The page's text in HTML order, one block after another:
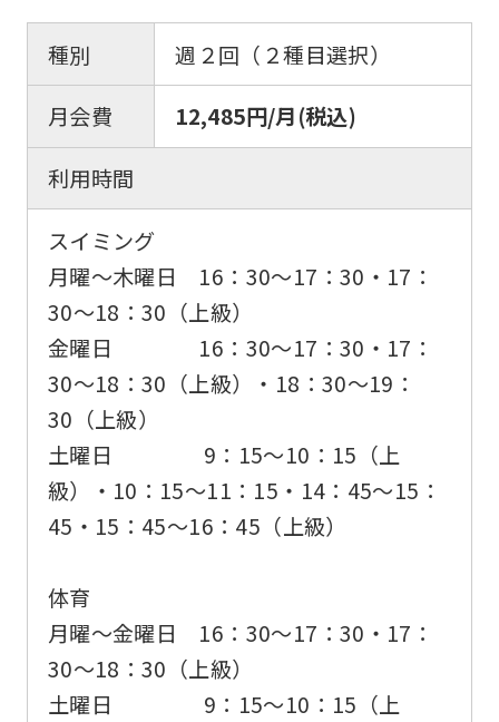
種別
週２回（２種目選択）
月会費
12,485円/月(税込)
利用時間
スイミング
月曜〜木曜日 16：30〜17：30・17：
30〜18：30（上級）
金曜日 16：30〜17：30・17：
30〜18：30（上級）・18：30〜19：
30（上級）
土曜日 9：15〜10：15（上
級）・10：15〜11：15・14：45〜15：
45・15：45〜16：45（上級）
体育
月曜〜金曜日 16：30〜17：30・17：
30〜18：30（上級）
土曜日 9：15〜10：15（上